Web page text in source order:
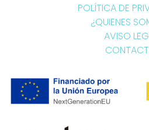
POLÍTICA DE
¿QUIENES
AVISO